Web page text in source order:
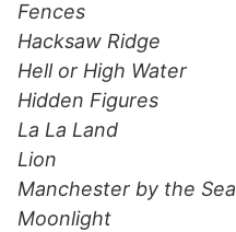
Fences
Hacksaw Ridge
Hell or High Water
Hidden Figures
La La Land
Lion
Manchester by the Sea
Moonlight